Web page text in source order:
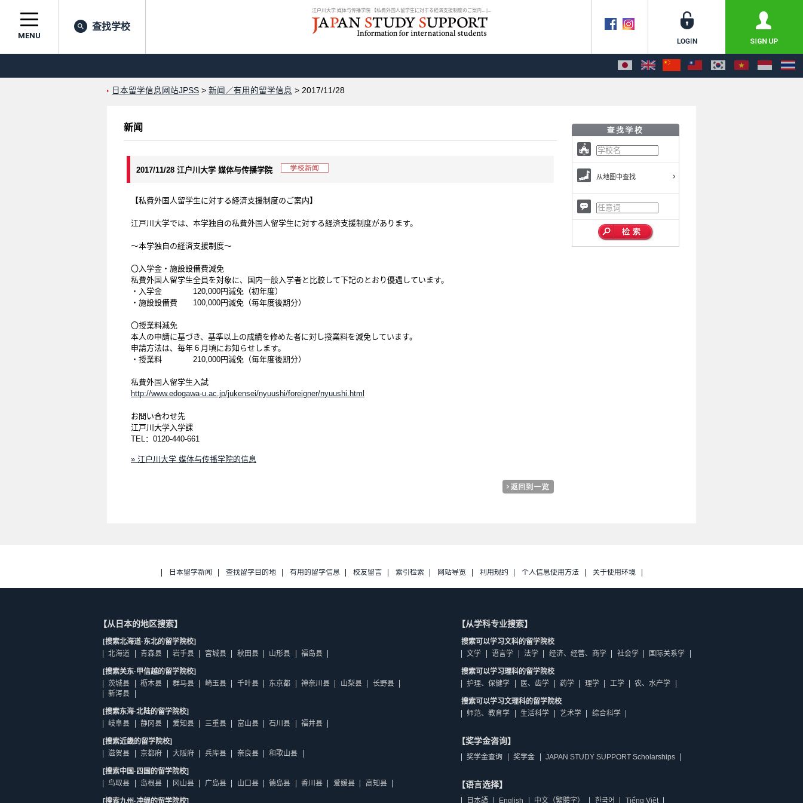
江户川大学 媒体与传播学院 【私費外国人留学生に対する経済支援制度のご案内... |...
MENU
查找学校
日本留学信息网站JPSS > 新闻／有用的留学信息 > 2017/11/28
新闻
2017/11/28 江户川大学 媒体与传播学院
【私費外国人留学生に対する経済支援制度のご案内】
江戸川大学では、本学独自の私費外国人留学生に対する経済支援制度があります。
～本学独自の経済支援制度～
〇入学金・施設設備費減免
私費外国人留学生全員を対象に、国内一般入学者と比較して下記のとおり優遇しています。
・入学金 120,000円減免（初年度）
・施設設備費 100,000円減免（毎年度後期分）
〇授業料減免
本人の申請に基づき、基準以上の成績を修めた者に対し授業料を減免しています。
申請方法は、毎年６月頃にお知らせします。
・授業料 210,000円減免（毎年度後期分）
私費外国人留学生入試
http://www.edogawa-u.ac.jp/jukensei/nyuushi/foreigner/nyuushi.html
お問い合わせ先
江戸川大学入学課
TEL：0120-440-661
» 江户川大学 媒体与传播学院的信息
从地图中查找
日本留学新闻 查找留学目的地 有用的留学信息 校友留言 索引检索 网站导览 利用规约 个人信息使用方法 关于使用环境
【从日本的地区搜索】
[搜索北海道·东北的留学院校]
北海道
青森县 岩手县 宫城县 秋田县 山形县 福岛县
[搜索关东·甲信越的留学院校]
茨城县
枥木县 群马县 崎玉县 千叶县 东京都 神奈川县 山梨县
长野县
新泻县
[搜索东海·北陆的留学院校]
岐阜县
静冈县 爱知县 三重县 富山县 石川县 福井县
[搜索近畿的留学院校]
滋贺县
京都府 大阪府 兵库县 奈良县 和歌山县
[搜索中国·四国的留学院校]
鸟取县
岛根县 冈山县 广岛县 山口县 德岛县 香川县 爱媛县 高知县
[搜索九州·冲绳的留学院校]
【从学科专业搜索】
搜索可以学习文科的留学院校
文学
语言学 法学 经济、经营、商学 社会学 国际关系学
搜索可以学习理科的留学院校
护理、保健学
医、齿学 药学 理学 工学 农、水产学
搜索可以学习文理科的留学院校
师范、教育学
生活科学 艺术学 综合科学
【奖学金咨询】
奖学金查询 奖学金 JAPAN STUDY SUPPORT Scholarships
【语言选择】
日本語 English 中文（繁體字） 한국어 Tiếng Việt